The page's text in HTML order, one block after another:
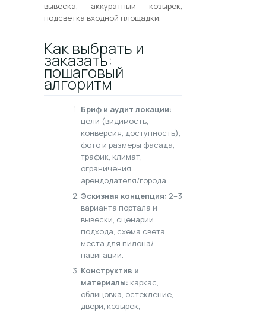
вывеска, аккуратный козырёк,
подсветка входной площадки.
Как выбрать и
заказать:
пошаговый
алгоритм
Бриф и аудит локации:
цели (видимость,
конверсия, доступность),
фото и размеры фасада,
трафик, климат,
ограничения
арендодателя/города.
Эскизная концепция: 2–3
варианта портала и
вывески, сценарии
подхода, схема света,
места для пилона/
навигации.
Конструктив и
материалы: каркас,
облицовка, остекление,
двери, козырёк,